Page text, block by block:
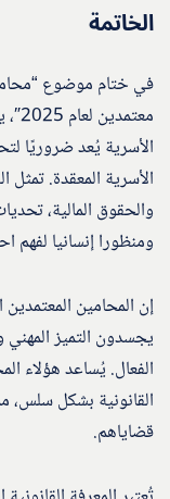
الخاتمة
في ختام موضوع
الأسرية يُعد ضروريًا
الأسرية المعقدة. تمثل
والحقوق المالية،
ومنظورا إنسانيا لفهم
إن المحامين
يجسدون التميز المهني
الفعال. يُساعد هؤلاء
القانونية بشكل سلس،
قضاياهم.